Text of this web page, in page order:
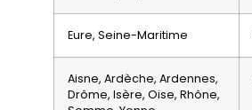
Eure, Seine-Maritime
Aisne, Ardèche, Ardennes,
Drôme, Isère, Oise, Rhône,